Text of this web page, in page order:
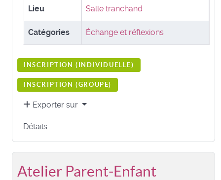
Lieu Salle tranchand
Catégories Échange et réflexions
INSCRIPTION ( INDIVIDUELLE)
INSCRIPTION (GROUPE)
Exporter sur
Détails
Atelier Parent-Enfant